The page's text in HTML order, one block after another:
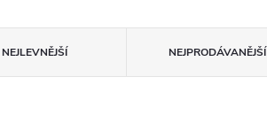
NEJLEVNĚJŠÍ NEJPRODÁVANĚJŠÍ